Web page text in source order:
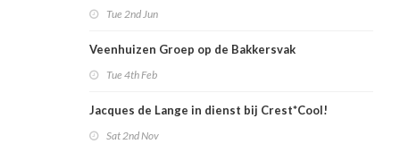
Tue 2nd Jun
Veenhuizen Groep op de Bakkersvak
Tue 4th Feb
Jacques de Lange in dienst bij Crest*Cool!
Sat 2nd Nov